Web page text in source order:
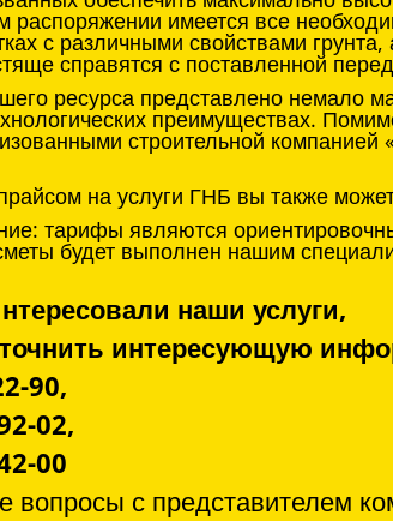
распоряжении имеется все
с различными свойствами
справятся с поставленной
ресурса представлено немало
преимуществах.
строительной
на услуги ГНБ вы также
тарифы являются
будет выполнен нашим
наши услуги,
интересующую
90,
02,
00
вопросы с представителем